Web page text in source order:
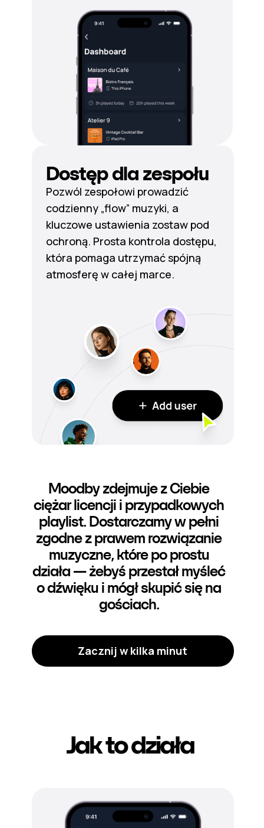
Dostęp dla zespołu
Pozwól zespołowi prowadzić
codzienny „flow” muzyki, a
kluczowe ustawienia zostaw pod
ochroną. Prosta kontrola dostępu,
która pomaga utrzymać spójną
atmosferę w całej marce.
Moodby zdejmuje z Ciebie
ciężar licencji i przypadkowych
playlist. Dostarczamy w pełni
zgodne z prawem rozwiązanie
muzyczne, które po prostu
działa — żebyś przestał myśleć
o dźwięku i mógł skupić się na
gościach.
Zacznij w kilka minut
Jak to działa